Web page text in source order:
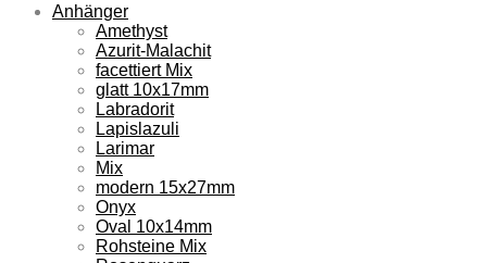
Anhänger
Amethyst
Azurit-Malachit
facettiert Mix
glatt 10x17mm
Labradorit
Lapislazuli
Larimar
Mix
modern 15x27mm
Onyx
Oval 10x14mm
Rohsteine Mix